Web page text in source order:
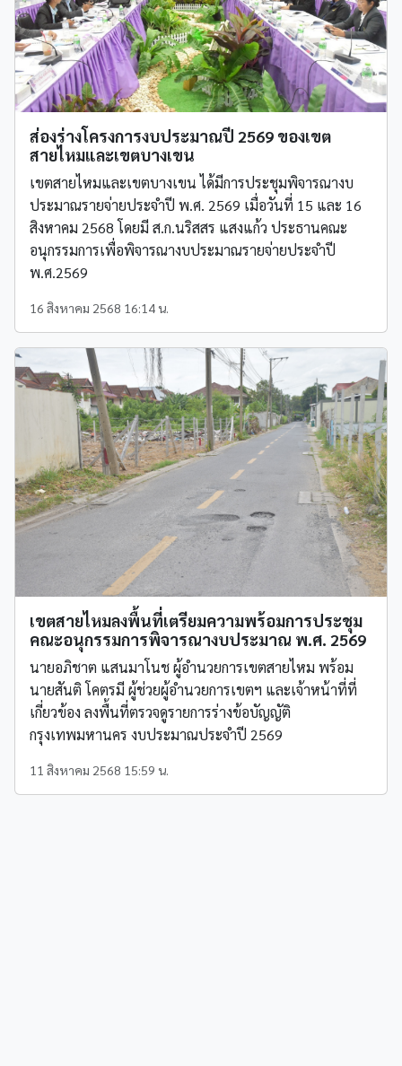
ส่องร่างโครงการงบประมาณปี 2569 ของเขต
สายไหมและเขตบางเขน
เขตสายไหมและเขตบางเขน ได้มีการประชุมพิจารณางบ
ประมาณรายจ่ายประจำปี พ.ศ. 2569 เมื่อวันที่ 15 และ 16
สิงหาคม 2568 โดยมี ส.ก.นริสสร แสงแก้ว ประธานคณะ
อนุกรรมการเพื่อพิจารณางบประมาณรายจ่ายประจำปี
พ.ศ.2569
16 สิงหาคม 2568 16:14 น.
เขตสายไหมลงพื้นที่เตรียมความพร้อมการประชุม
คณะอนุกรรมการพิจารณางบประมาณ พ.ศ. 2569
นายอภิชาต แสนมาโนช ผู้อำนวยการเขตสายไหม พร้อม
นายสันติ โคตรมี ผู้ช่วยผู้อำนวยการเขตฯ และเจ้าหน้าที่ที่
เกี่ยวข้อง ลงพื้นที่ตรวจดูรายการร่างข้อบัญญัติ
กรุงเทพมหานคร งบประมาณประจำปี 2569
11 สิงหาคม 2568 15:59 น.